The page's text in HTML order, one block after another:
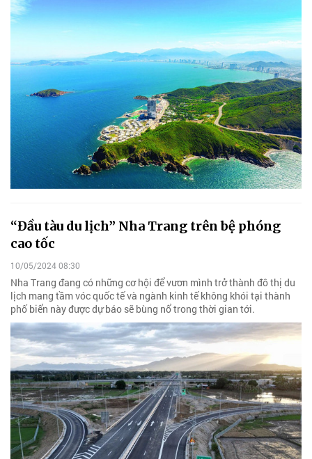
“Đầu tàu du lịch” Nha Trang trên bệ phóng
cao tốc
10/05/2024 08:30
Nha Trang đang có những cơ hội để vươn mình trở thành đô thị du
lịch mang tầm vóc quốc tế và ngành kinh tế không khói tại thành
phố biển này được dự báo sẽ bùng nổ trong thời gian tới.